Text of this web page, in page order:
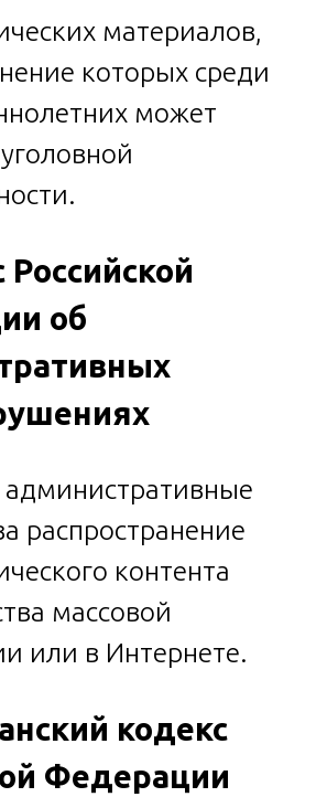
материалов,
которых среди
может
Российской
об
административные
распространение
контента
массовой
или в Интернете.
кодекс
Федерации